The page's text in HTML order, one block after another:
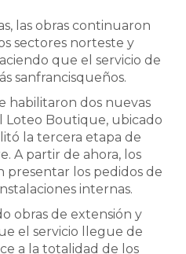
las obras continuaron
sectores norteste y
que el servicio de
sanfrancisqueños.
habilitaron dos nuevas
Loteo Boutique, ubicado
la tercera etapa de
A partir de ahora, los
presentar los pedidos de
internas.
obras de extensión y
el servicio llegue de
a la totalidad de los